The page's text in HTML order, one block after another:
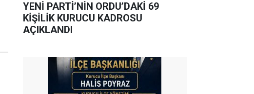
YENİ PARTİ’NİN ORDU’DAKİ 69
KİŞİLİK KURUCU KADROSU
AÇIKLANDI